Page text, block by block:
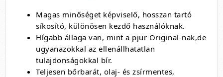
Magas minőséget képviselő, hosszan tartó
síkosító, különösen kezdő használóknak.
Hígabb állaga van, mint a pjur Original-nak,de
ugyanazokkal az ellenállhatatlan
tulajdonságokkal bír.
Teljesen bőrbarát, olaj- és zsírmentes,